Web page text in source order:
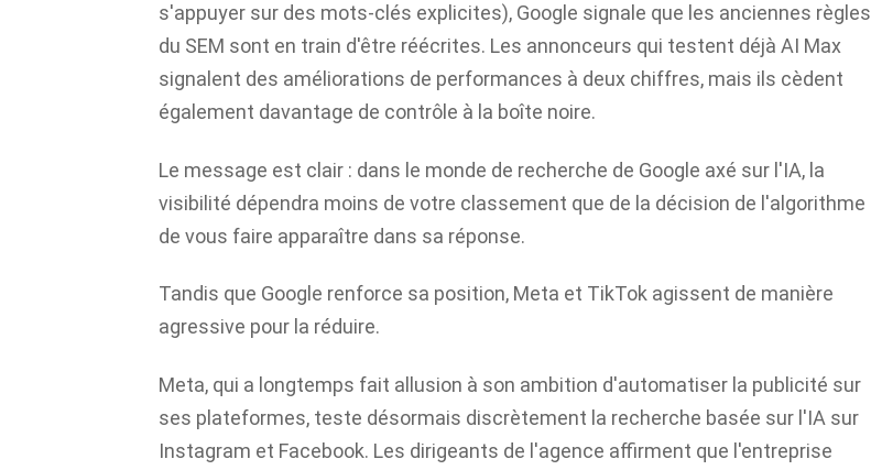
s'appuyer sur des mots-clés explicites), Google signale que les anciennes règles
du SEM sont en train d'être réécrites. Les annonceurs qui testent déjà AI Max
signalent des améliorations de performances à deux chiffres, mais ils cèdent
également davantage de contrôle à la boîte noire.
Le message est clair : dans le monde de recherche de Google axé sur l'IA, la
visibilité dépendra moins de votre classement que de la décision de l'algorithme
de vous faire apparaître dans sa réponse.
Tandis que Google renforce sa position, Meta et TikTok agissent de manière
agressive pour la réduire.
Meta, qui a longtemps fait allusion à son ambition d'automatiser la publicité sur
ses plateformes, teste désormais discrètement la recherche basée sur l'IA sur
Instagram et Facebook. Les dirigeants de l'agence affirment que l'entreprise